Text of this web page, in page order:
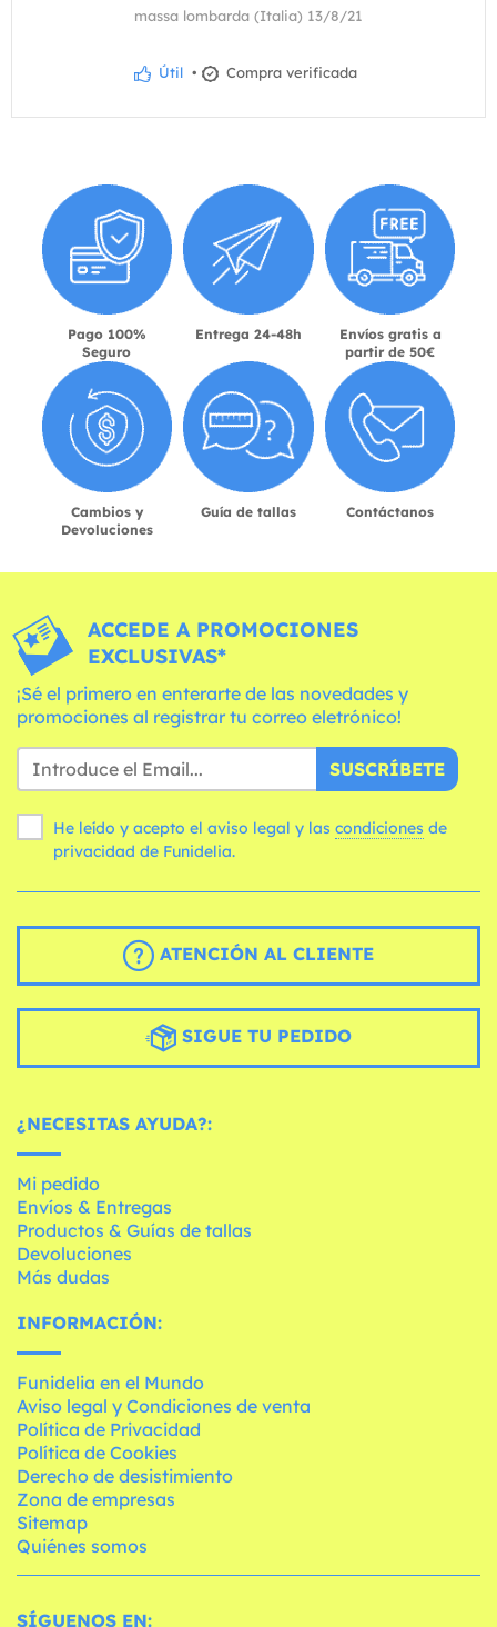
massa lombarda (Italia) 13/8/21
Útil • Compra verificada
Pago 100%
Seguro
Entrega 24-48h
Envíos gratis a
partir de 50€
Cambios y
Devoluciones
Guía de tallas Contáctanos
ACCEDE A PROMOCIONES
EXCLUSIVAS*
¡Sé el primero en enterarte de las novedades y
promociones al registrar tu correo eletrónico!
SUSCRÍBETE
He leído y acepto el aviso legal y las condiciones
privacidad de Funidelia.
ATENCIÓN AL CLIENTE
SIGUE TU PEDIDO
¿NECESITAS AYUDA?:
Mi pedido
Envíos & Entregas
Productos & Guías de tallas
Devoluciones
Más dudas
INFORMACIÓN:
Funidelia en el Mundo
Aviso legal y Condiciones de venta
Política de Privacidad
Política de Cookies
Derecho de desistimiento
Zona de empresas
Sitemap
Quiénes somos
SÍGUENOS EN: